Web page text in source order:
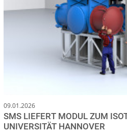
09.01.2026
SMS LIEFERT MODUL ZUM
UNIVERSITÄT HANNOVER